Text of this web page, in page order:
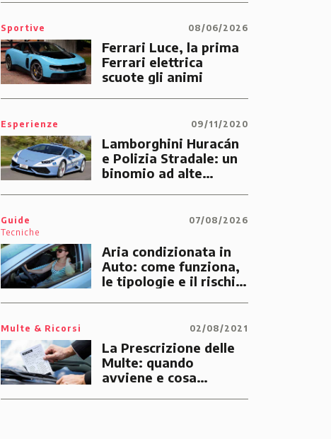
Sportive 08/06/2026
Ferrari Luce, la prima
Ferrari elettrica
scuote gli animi
Esperienze 09/11/2020
Lamborghini Huracán
e Polizia Stradale: un
binomio ad alte
Guide
Tecniche
07/08/2026
Aria condizionata in
Auto: come funziona,
le tipologie e il rischio
Multe & Ricorsi 02/08/2021
La Prescrizione delle
Multe: quando
avviene e cosa